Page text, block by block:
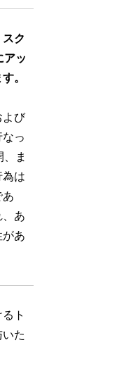
ク
アッ
。
よび
っ
ま
為は
あ
、あ
があ
ト
た